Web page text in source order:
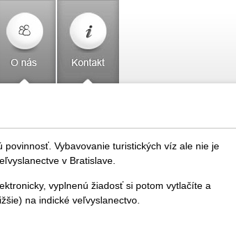
Vybavovanie turistických víz ale nie je
v Bratislave.
vyplnenú žiadosť si potom vytlačíte a
na indické veľvyslanectvo.